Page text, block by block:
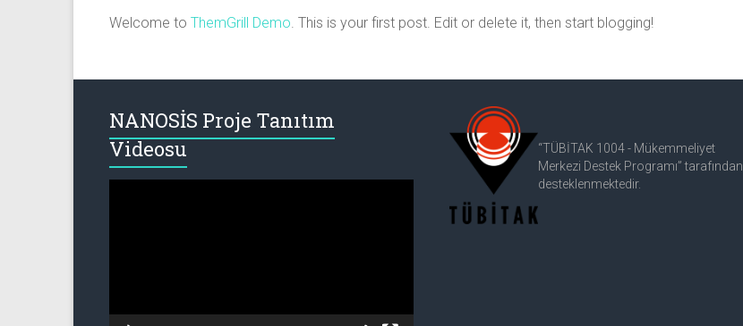
Welcome to ThemGrill Demo. This is your first post. Edit or delete it, then start blogging!
NANOSİS Proje Tanıtım
Videosu
“TÜBİTAK 1004 - Mükemmeliyet
Merkezi Destek Programı” tarafından
desteklenmektedir.